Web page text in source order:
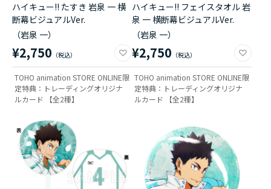
ハイキュー!! たすき 岩泉 一 横
断幕ビジュアルVer.
（岩泉 一）
¥2,750
TOHO animation STORE ONLINE限
定特典：トレーディングオリジナ
ルカード 【全2種】
ハイキュー!! フェイスタオル 岩
泉 一 横断幕ビジュアルVer.
（岩泉 一）
¥2,750
TOHO animation STORE ONLINE限
定特典：トレーディングオリジナ
ルカード 【全2種】